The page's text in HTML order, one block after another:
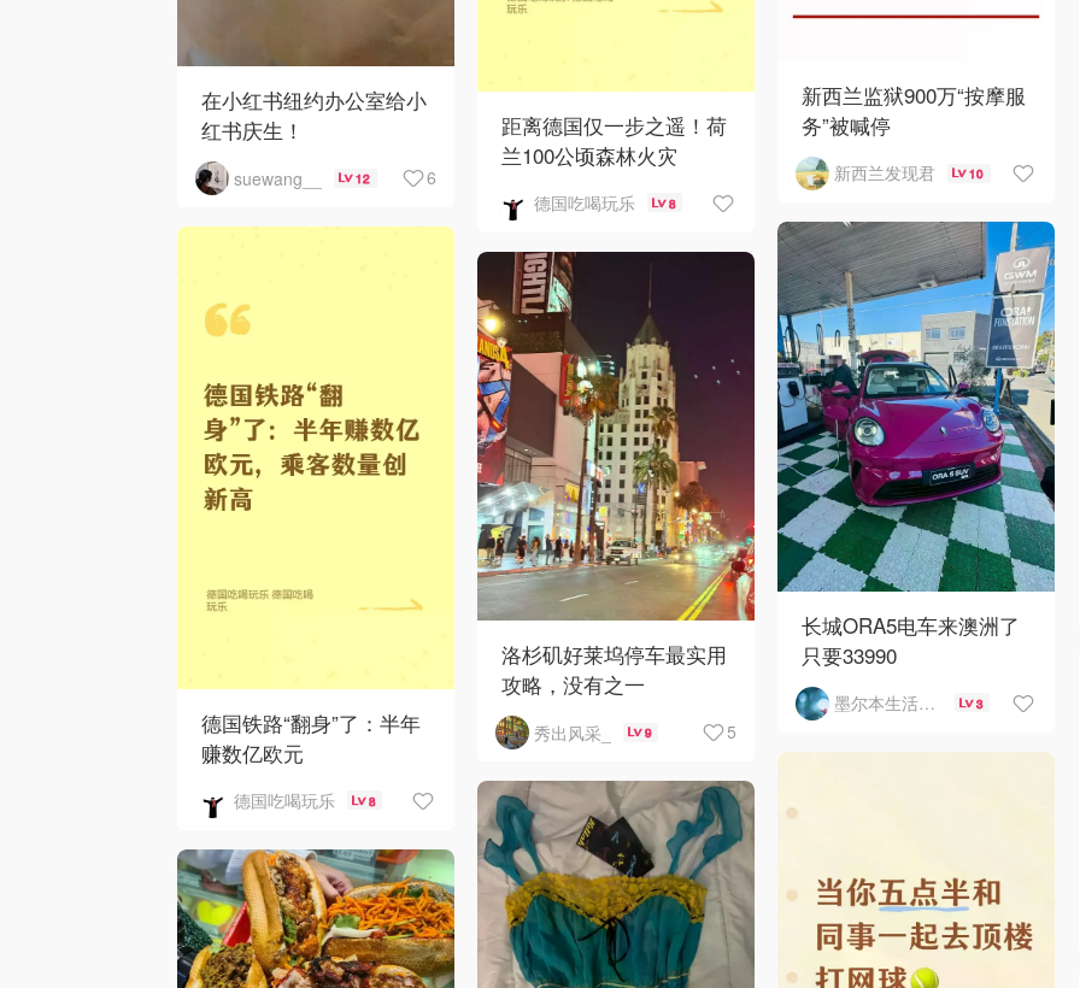
新西兰监狱900万“按摩服
务”被喊停
新西兰发现君 10
距离德国仅一步之遥！荷
兰100公顷森林火灾
德国吃喝玩乐 8
在小红书纽约办公室给小
红书庆生！
suewang__ 12 6
长城ORA5电车来澳洲了
只要33990
墨尔本生活指南 3
德国铁路“翻身”了：半年
赚数亿欧元
德国吃喝玩乐 8
洛杉矶好莱坞停车最实用
攻略，没有之一
秀出风采_ 9 5